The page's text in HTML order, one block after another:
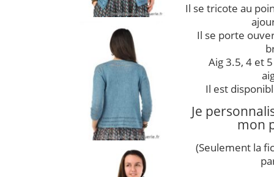
Il se tricote au
Il se porte
Aig 3.5, 4 et
Il est
Je
mon
(Seulement la